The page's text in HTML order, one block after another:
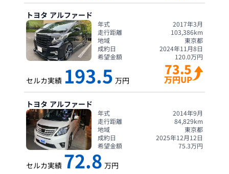
トヨタ アルファード
年式
2017年3月
走行距離
103,386km
地域
東京都
成約日
2024年11月8日
希望金額
120.0万円
セルカ実績 193.5 万円
73.5
万円UP
トヨタ アルファード
年式
2014年9月
走行距離
84,829km
地域
東京都
成約日
2025年12月12日
希望金額
75.3万円
セルカ実績 72.8 万円